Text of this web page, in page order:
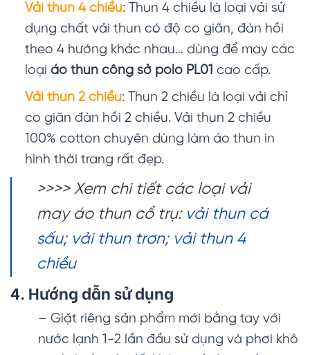
Vải thun 4 chiều: Thun 4 chiều là loại vải sử
dụng chất vải thun có độ co giãn, đàn hồi
theo 4 hướng khác nhau… dùng để may các
loại áo thun công sở polo PL01 cao cấp.
Vải thun 2 chiều: Thun 2 chiều là loại vải chỉ
co giãn đàn hồi 2 chiều. Vải thun 2 chiều
100% cotton chuyên dùng làm áo thun in
hình thời trang rất đẹp.
>>>> Xem chi tiết các loại vải
may áo thun cổ trụ: vải thun cá
sấu; vải thun trơn; vải thun 4
chiều
4. Hướng dẫn sử dụng
– Giặt riêng sản phẩm mới bằng tay với
nước lạnh 1-2 lần đầu sử dụng và phơi khô